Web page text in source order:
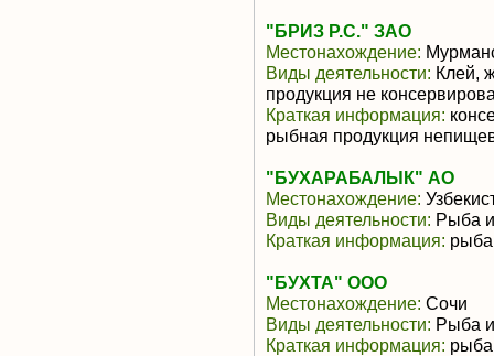
"БРИЗ Р.С." ЗАО
Местонахождение:
Виды деятельности: Клей,
продукция не
Краткая информация:
рыбная продукция
"БУХАРАБАЛЫК" АО
Местонахождение:
Виды деятельности: Рыба
Краткая информация:
"БУХТА" ООО
Местонахождение: Сочи
Виды деятельности: Рыба
Краткая информация: